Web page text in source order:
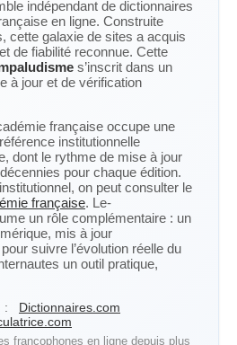
indépendant de dictionnaires
en ligne. Construite
cette galaxie de sites a acquis
de fiabilité reconnue. Cette
s’inscrit dans un
à jour et de vérification
française occupe une
institutionnelle
dont le rythme de mise à jour
pour chaque édition.
on peut consulter le
française. Le-
un rôle complémentaire : un
mis à jour
suivre l’évolution réelle du
un outil pratique,
:
Dictionnaires.com
francophones en ligne depuis plus